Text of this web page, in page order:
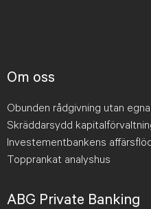
Om oss
Obunden rådgivning utan
Skräddarsydd
Investementbankens
Topprankat analyshus
ABG Private Banking